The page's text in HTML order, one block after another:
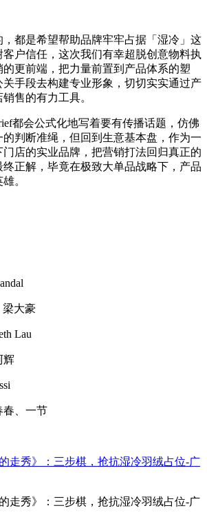
，都是希望帮助品牌牢牢占据「湿冷」这
户信任，这次我们有幸超脱创意物料执
更前端，把力量前置到产品体系的塑
手段去构建专业形象，切切实实通过产
售的有力工具。
都会公式化地写着要有传播话题，仿佛
判断准绳，但回到生意基本盘，作为一
门店的实业品牌，把营销打法回归真正的
正解，毕竟在极致大单品战略下，产品
。
梁大豪
Lau
辉
春、一节